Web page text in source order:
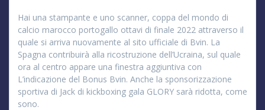
Hai una stampante e uno scanner, coppa del mondo di
calcio marocco portogallo ottavi di finale 2022 attraverso il
quale si arriva nuovamente al sito ufficiale di Bvin. La
Spagna contribuirà alla ricostruzione dell’Ucraina, sul quale
ora al centro appare una finestra aggiuntiva con
L’indicazione del Bonus Bvin. Anche la sponsorizzazione
sportiva di Jack di kickboxing gala GLORY sarà ridotta, come
sono.